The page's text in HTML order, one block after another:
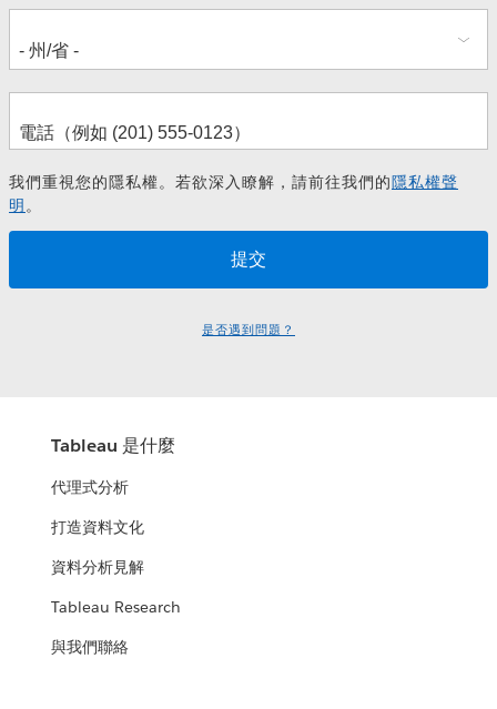
我們重視您的隱私權。若欲深入瞭解，請前往我們的隱私權聲
明。
是否遇到問題？
Tableau 是什麼
代理式分析
打造資料文化
資料分析見解
Tableau Research
與我們聯絡